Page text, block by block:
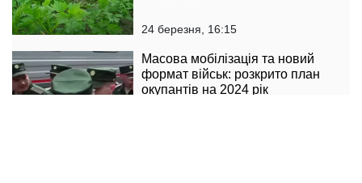
24 березня, 16:15
Масова мобілізація та новий
формат військ: розкрито план
окупантів на 2024 рік